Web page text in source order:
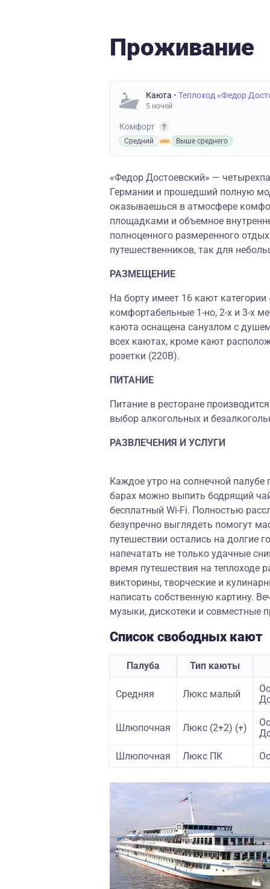
Проживание
Каюта • Теплоход «Федор
5 ночей
Комфорт
Средний Выше среднего
«Федор Достоевский» —
Германии и прошедший полную
оказываешься в атмосфере
площадками и объемное
полноценного размеренного
путешественников, так для
РАЗМЕЩЕНИЕ
На борту имеет 16 кают
комфортабельные 1-но, 2-х и 3-х
каюта оснащена санузлом с
всех каютах, кроме кают
розетки (220В).
ПИТАНИЕ
Питание в ресторане
выбор алкогольных и
РАЗВЛЕЧЕНИЯ И УСЛУГИ
Каждое утро на солнечной палубе
барах можно выпить бодрящий
бесплатный Wi-Fi. Полностью
безупречно выглядеть помогут
путешествии остались на долгие
напечатать не только удачные
время путешествия на теплоходе
викторины, творческие и
написать собственную картину.
музыки, дискотеки и совместные
Список свободных кают
Палуба Тип каюты
Средняя Люкс малый
Шлюпочная Люкс (2+2) (+)
Шлюпочная Люкс ПК